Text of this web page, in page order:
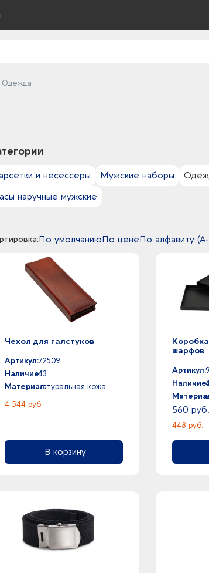
Одежда
и несессеры Мужские наборы
наручные мужские
По умолчаниюПо ценеПо алфавиту
Чехол для галстуков
Артикул:72509
Наличие:43
Материал:натуральная кожа
4 544 руб.
В корзину
шарфов
Артикул:
Наличие:
560
448 руб.